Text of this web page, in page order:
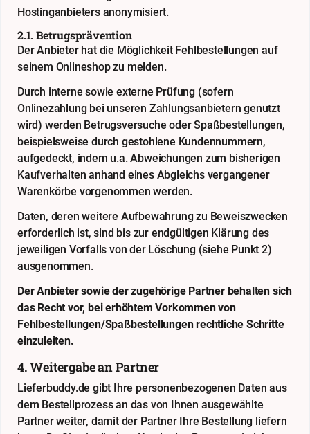
Hostinganbieters anonymisiert.
2.1. Betrugsprävention
Der Anbieter hat die Möglichkeit Fehlbestellungen auf
seinem Onlineshop zu melden.
Durch interne sowie externe Prüfung (sofern
Onlinezahlung bei unseren Zahlungsanbietern genutzt
wird) werden Betrugsversuche oder Spaßbestellungen,
beispielsweise durch gestohlene Kundennummern,
aufgedeckt, indem u.a. Abweichungen zum bisherigen
Kaufverhalten anhand eines Abgleichs vergangener
Warenkörbe vorgenommen werden.
Daten, deren weitere Aufbewahrung zu Beweiszwecken
erforderlich ist, sind bis zur endgültigen Klärung des
jeweiligen Vorfalls von der Löschung (siehe Punkt 2)
ausgenommen.
Der Anbieter sowie der zugehörige Partner behalten sich
das Recht vor, bei erhöhtem Vorkommen von
Fehlbestellungen/Spaßbestellungen rechtliche Schritte
einzuleiten.
4. Weitergabe an Partner
Lieferbuddy.de gibt Ihre personenbezogenen Daten aus
dem Bestellprozess an das von Ihnen ausgewählte
Partner weiter, damit der Partner Ihre Bestellung liefern